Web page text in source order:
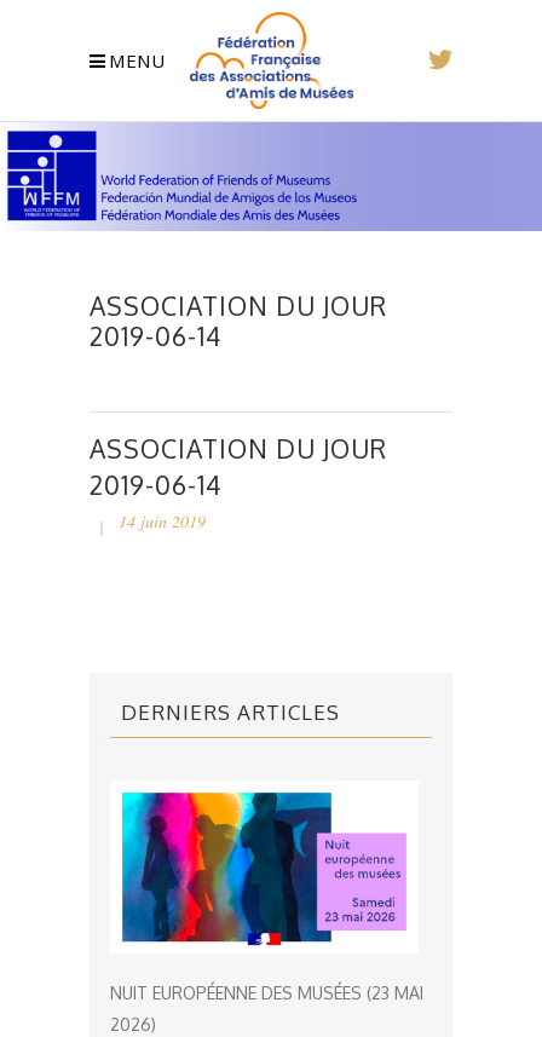
MENU
ASSOCIATION DU JOUR
2019-06-14
ASSOCIATION DU JOUR
2019-06-14
14 juin 2019
DERNIERS ARTICLES
NUIT EUROPÉENNE DES MUSÉES (23 MAI
2026)